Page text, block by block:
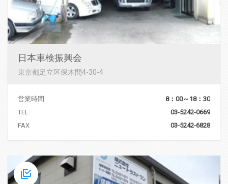
日本車検振興会
東京都足立区保木間4-30-4
営業時間
8：00～18：30
TEL
03-5242-0669
FAX
03-5242-6828